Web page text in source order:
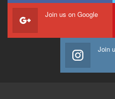
Join us on Google
Join